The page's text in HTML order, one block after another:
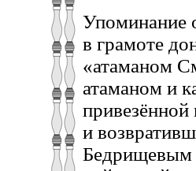
Упоминание
в грамоте
«атаманом
атаманом и
и
Бедрищевым